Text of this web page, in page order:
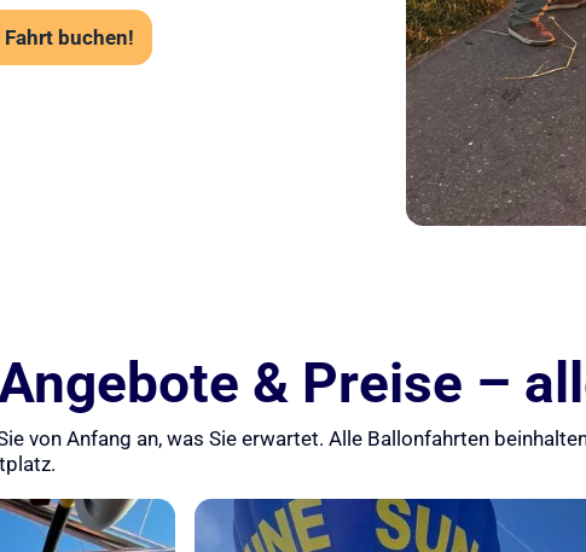
buchen!
& Preise –
von Anfang an, was Sie erwartet. Alle Ballonfahrten
Unser Beststeller